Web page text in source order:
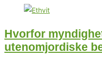
Hvorfor
utenomjordiske